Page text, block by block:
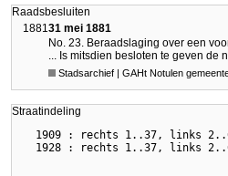
Raadsbesluiten
188131 mei 1881
No. 23. Beraadslaging over een
... Is mitsdien besloten te geven
Stadsarchief | GAHt Notulen
Straatindeling
1909 : rechts 1..37, links